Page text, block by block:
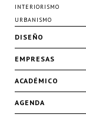
INTERIORISMO
URBANISMO
DISEÑO
EMPRESAS
ACADÉMICO
AGENDA